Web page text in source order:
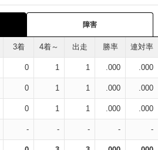
障害
3着 4着～ 出走 勝率 連対率
0 1 1 .000 .000
0 1 1 .000 .000
0 1 1 .000 .000
- - - - -